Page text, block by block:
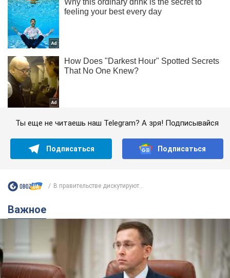
Ты еще не читаешь наш Telegram? А зря! Подписывайся
Подписаться Подписаться
В правительстве дискутируют...
Важное